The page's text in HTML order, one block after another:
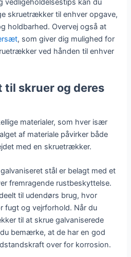
vedligeholdelsestips kan du
skruetrækker til enhver opgave,
holdbarhed. Overvej også at
, som giver dig mulighed for
ved hånden til enhver
skruer og deres
materialer, som hver især
af materiale påvirker både
med en skruetrækker.
stål er belagt med et
fremragende rustbeskyttelse.
til udendørs brug, hvor
fugt og vejrforhold. Når du
til at skrue galvaniserede
bemærke, at de har en god
over for korrosion.